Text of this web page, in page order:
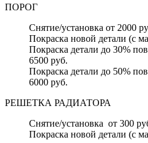
ПОРОГ
Снятие/установка от 2000
Покраска новой детали (с
Покраска детали до 30%
6500 руб.
Покраска детали до 50%
6000 руб.
РЕШЕТКА РАДИАТОРА
Снятие/установка от 300
Покраска новой детали (с